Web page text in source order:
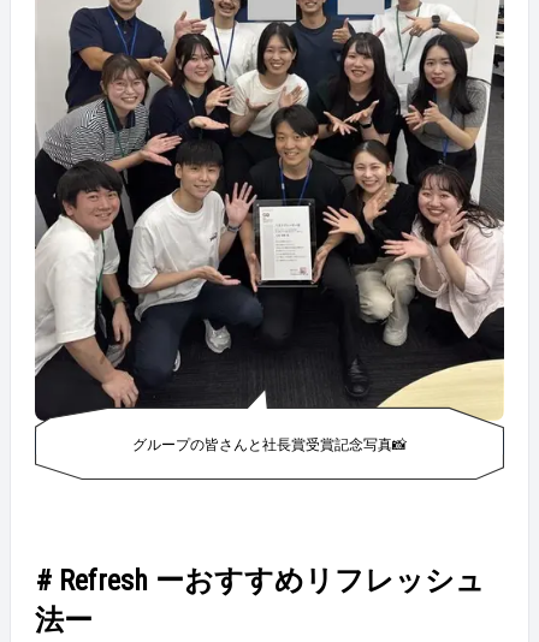
グループの皆さんと社長賞受賞記念写真📸
# Refresh ーおすすめリフレッシュ
法ー